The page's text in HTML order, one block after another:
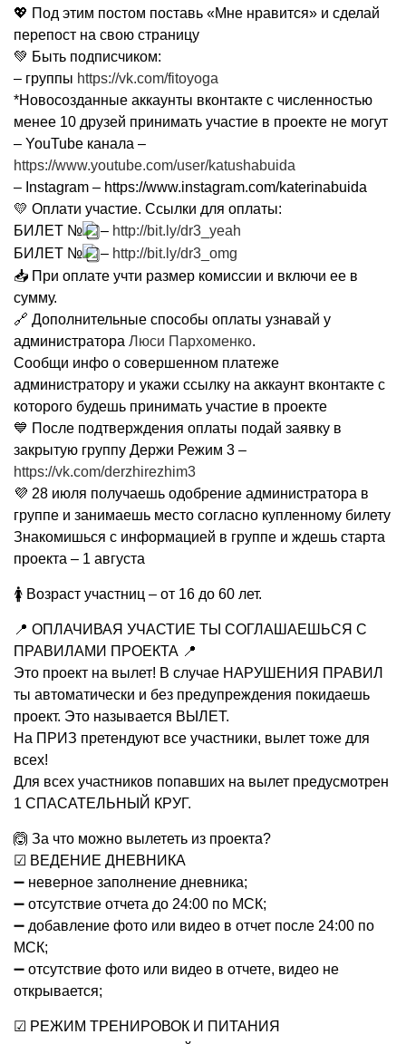
💖 Под этим постом поставь «Мне нравится» и сделай
перепост на свою страницу
💚 Быть подписчиком:
– группы https://vk.com/fitoyoga
*Новосозданные аккаунты вконтакте с численностью
менее 10 друзей принимать участие в проекте не могут
– YouTube канала –
https://www.youtube.com/user/katushabuida
– Instagram – https://www.instagram.com/katerinabuida
💛 Оплати участие. Ссылки для оплаты:
БИЛЕТ №
– http://bit.ly/dr3_yeah
БИЛЕТ №
– http://bit.ly/dr3_omg
📥 При оплате учти размер комиссии и включи ее в
сумму.
🔗 Дополнительные способы оплаты узнавай у
администратора Люси Пархоменко.
Сообщи инфо о совершенном платеже
администратору и укажи ссылку на аккаунт вконтакте с
которого будешь принимать участие в проекте
💙 После подтверждения оплаты подай заявку в
закрытую группу Держи Режим 3 –
https://vk.com/derzhirezhim3
💜 28 июля получаешь одобрение администратора в
группе и занимаешь место согласно купленному билету
Знакомишься с информацией в группе и ждешь старта
проекта – 1 августа
🚺 Возраст участниц – от 16 до 60 лет.
📍 ОПЛАЧИВАЯ УЧАСТИЕ ТЫ СОГЛАШАЕШЬСЯ С
ПРАВИЛАМИ ПРОЕКТА 📍
Это проект на вылет! В случае НАРУШЕНИЯ ПРАВИЛ
ты автоматически и без предупреждения покидаешь
проект. Это называется ВЫЛЕТ.
На ПРИЗ претендуют все участники, вылет тоже для
всех!
Для всех участников попавших на вылет предусмотрен
1 СПАСАТЕЛЬНЫЙ КРУГ.
🙆 За что можно вылететь из проекта?
☑ ВЕДЕНИЕ ДНЕВНИКА
➖ неверное заполнение дневника;
➖ отсутствие отчета до 24:00 по МСК;
➖ добавление фото или видео в отчет после 24:00 по
МСК;
➖ отсутствие фото или видео в отчете, видео не
открывается;
☑ РЕЖИМ ТРЕНИРОВОК И ПИТАНИЯ